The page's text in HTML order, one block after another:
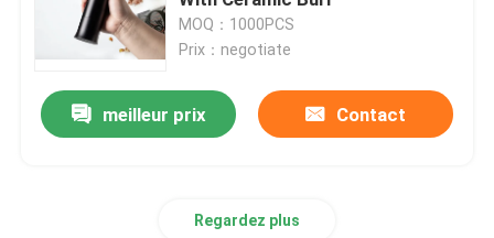
Broyeur de café de Doserless
broyeur de café commerciale
MOQ：1000PCS
Prix：negotiate
meilleur prix Contact
Regardez plus